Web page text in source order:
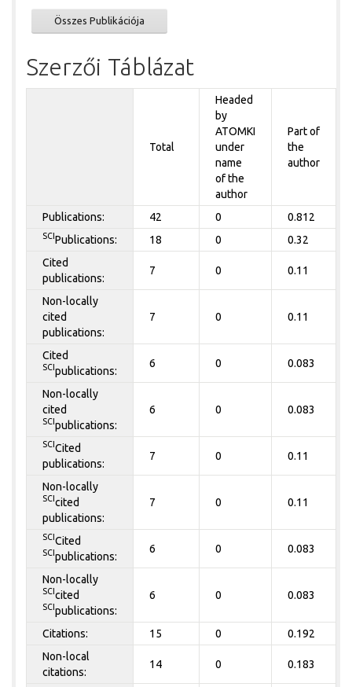
Összes Publikációja
Szerzői Táblázat
Total
Headed
by
ATOMKI
under
name
of the
author
Part of
the
author
Publications: 42 0 0.812
SCI Publications: 18 0 0.32
Cited
publications:
7 0 0.11
Non-locally
cited
publications:
7 0 0.11
Cited
SCI publications:
6 0 0.083
Non-locally
cited
SCI publications:
6 0 0.083
SCI Cited
publications:
7 0 0.11
Non-locally
SCI cited
publications:
7 0 0.11
SCI Cited
SCI publications:
6 0 0.083
Non-locally
SCI cited
SCI publications:
6 0 0.083
Citations: 15 0 0.192
Non-local
citations:
14 0 0.183